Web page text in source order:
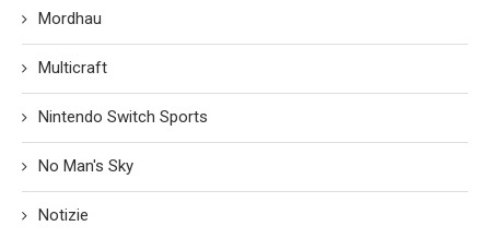
Mordhau
Multicraft
Nintendo Switch Sports
No Man's Sky
Notizie